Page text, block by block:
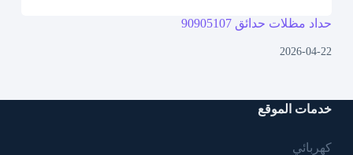
حداد مظلات حدائق 90905107
2026-04-22
خدمات الموقع
كهربائي